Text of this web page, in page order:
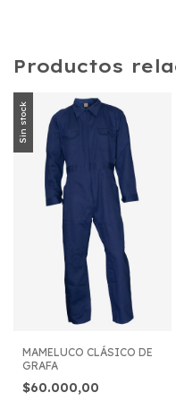
Productos
Sin stock
MAMELUCO CLÁSICO DE
GRAFA
$60.000,00